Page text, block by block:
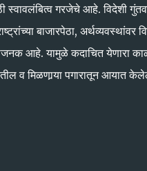
स्वावलंबित्व गरजेचे आहे. विदेशी
बाजारपेठा, अर्थव्यवस्थांवर
आहे. यामुळे कदाचित येणारा
व मिळणार्‍या पगारातून आयात